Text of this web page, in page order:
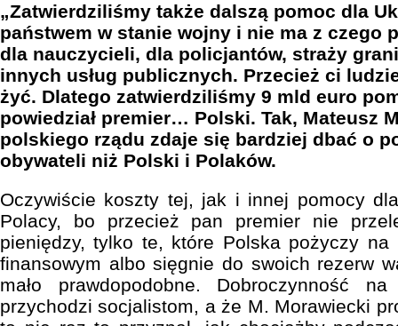
„Zatwierdziliśmy także dalszą pomoc dla
państwem w stanie wojny i nie ma z czego
dla nauczycieli, dla policjantów, straży
innych usług publicznych. Przecież ci
żyć. Dlatego zatwierdziliśmy 9 mld euro
powiedział premier… Polski. Tak, Mateusz
polskiego rządu zdaje się bardziej dbać o
obywateli niż Polski i Polaków.
Oczywiście koszty tej, jak i innej pomocy
Polacy, bo przecież pan premier nie
pieniędzy, tylko te, które Polska pożyczy na
finansowym albo sięgnie do swoich rezerw
mało prawdopodobne. Dobroczynność
przychodzi socjalistom, a że M. Morawiecki